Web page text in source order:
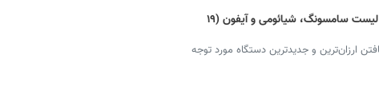
قیمت گوشی‌ جدید امروز + دانلود لیست سامسونگ، شیائومی و آیفون (۱۹
ارزان‌ترین و جدیدترین دستگاه مورد توجه